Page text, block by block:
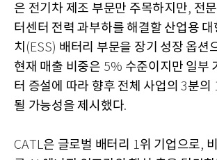
은 전기차 제조 부문만 주목하지만, 전
터센터 전력 과부하를 해결할 산업용
치 (ESS) 배터리 부문을 장기 성장 옵션
현재 매출 비중은 5% 수준이지만 일부
터 증설에 따라 향후 전체 사업의3분의
될 가능성을 제시했다.
CATL은 글로벌 배터리 1위 기업으로,